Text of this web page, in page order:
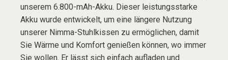
unserem 6.800-mAh-Akku. Dieser leistungsstarke
Akku wurde entwickelt, um eine längere Nutzung
unserer Nimma-Stuhlkissen zu ermöglichen, damit
Sie Wärme und Komfort genießen können, wo immer
Sie wollen. Er lässt sich einfach aufladen und